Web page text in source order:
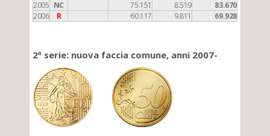
2005 NC 75.151 8.519
83.670
2006
R 60.117 9.811 69.928
2ª serie: nuova faccia comune, anni 2007-